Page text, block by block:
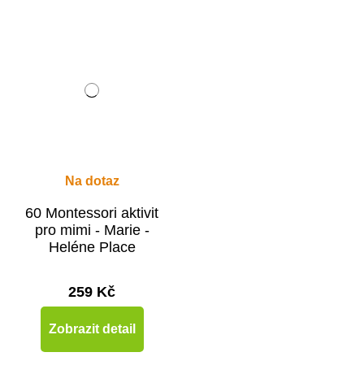
Na dotaz
60 Montessori aktivit
pro mimi - Marie -
Heléne Place
259 Kč
Zobrazit detail